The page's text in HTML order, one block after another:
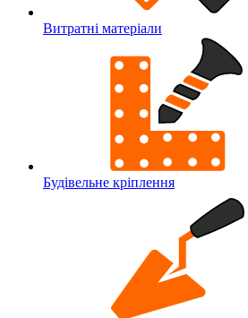
Витратні матеріали
Будівельне кріплення